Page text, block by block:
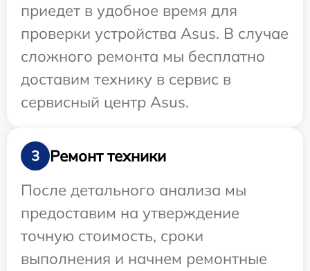
приедет в удобное время для
проверки устройства Asus. В случае
сложного ремонта мы бесплатно
доставим технику в сервис в
сервисный центр Asus.
3
Ремонт техники
После детального анализа мы
предоставим на утверждение
точную стоимость, сроки
выполнения и начнем ремонтные